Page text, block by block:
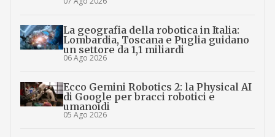
La geografia della robotica in Italia:
Lombardia, Toscana e Puglia guidano
un settore da 1,1 miliardi
06 Ago 2026
Ecco Gemini Robotics 2: la Physical AI
di Google per bracci robotici e
umanoidi
05 Ago 2026